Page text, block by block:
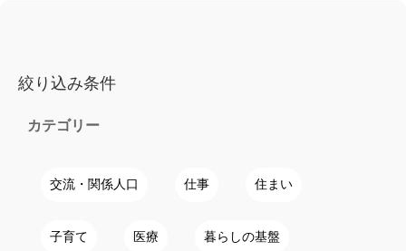
絞り込み条件
カテゴリー
交流・関係人口 仕事 住まい
子育て 医療 暮らしの基盤